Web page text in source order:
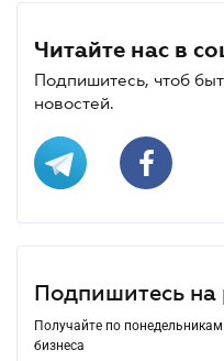
Читайте нас в
Подпишитесь, чтоб
новостей.
Подпишитесь на
Получайте по
бизнеса